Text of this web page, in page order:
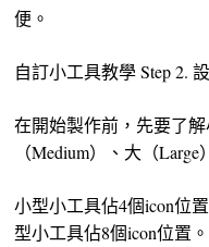
便。
自訂小工具教學 Step 2.
在開始製作前，先要了
（Medium）、大（Large
小型小工具佔4個icon位
型小工具佔8個icon位置。